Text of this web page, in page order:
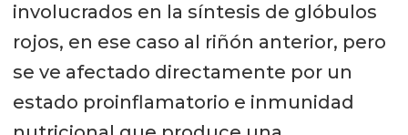
involucrados en la síntesis de glóbulos
rojos, en ese caso al riñón anterior, pero
se ve afectado directamente por un
estado proinflamatorio e inmunidad